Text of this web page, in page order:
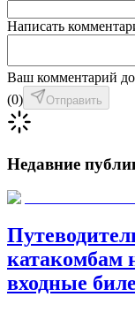
Написать
Ваш комментарий
(0) Отправить
Недавние
катакомбам
входные